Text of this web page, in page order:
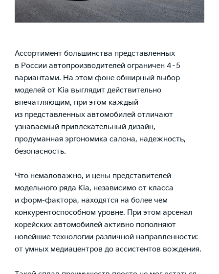
Ассортимент большинства представленных
в России автопроизводителей ограничен 4–5
вариантами. На этом фоне обширный выбор
моделей от Kia выглядит действительно
впечатляющим, при этом каждый
из представленных автомобилей отличают
узнаваемый привлекательный дизайн,
продуманная эргономика салона, надежность,
безопасность.
Что немаловажно, и цены представителей
модельного ряда Kia, независимо от класса
и форм-фактора, находятся на более чем
конкурентоспособном уровне. При этом арсенал
корейских автомобилей активно пополняют
новейшие технологии различной направленности:
от умных медиацентров до ассистентов вождения.